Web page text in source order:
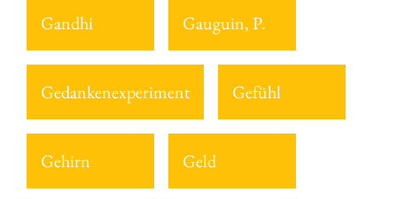
Gandhi Gauguin, P.
Gedankenexperiment Gefühl
Gehirn Geld